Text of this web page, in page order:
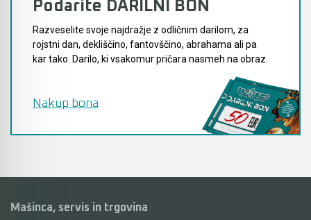
Podarite DARILNI BON
Razveselite svoje najdražje z odličnim darilom, za
rojstni dan, dekliščino, fantovščino, abrahama ali pa
kar tako. Darilo, ki vsakomur pričara nasmeh na obraz.
Nakup bona
Mašinca, servis in trgovina